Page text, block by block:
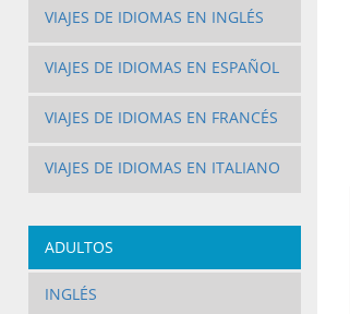
VIAJES DE IDIOMAS EN INGLÉS
VIAJES DE IDIOMAS EN ESPAÑOL
VIAJES DE IDIOMAS EN FRANCÉS
VIAJES DE IDIOMAS EN ITALIANO
ADULTOS
INGLÉS